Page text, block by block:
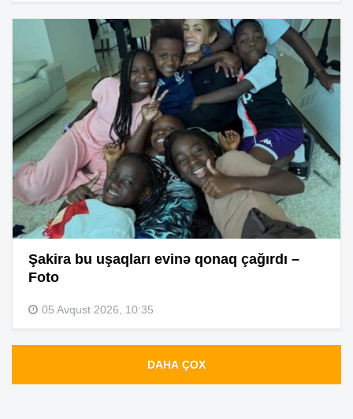
Şakira bu uşaqları evinə qonaq çağırdı –
Foto
05 Avqust 2026, 10:35
DAHA ÇOX